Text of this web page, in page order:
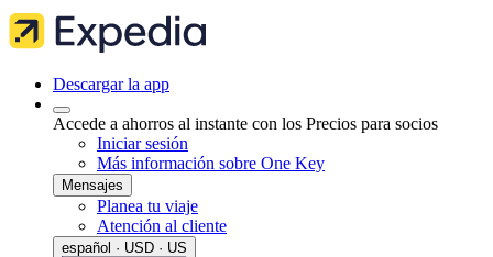
Descargar la app
Accede a ahorros al instante con los Precios para socios
Iniciar sesión
Más información sobre One Key
Mensajes
Planea tu viaje
Atención al cliente
español · USD · US